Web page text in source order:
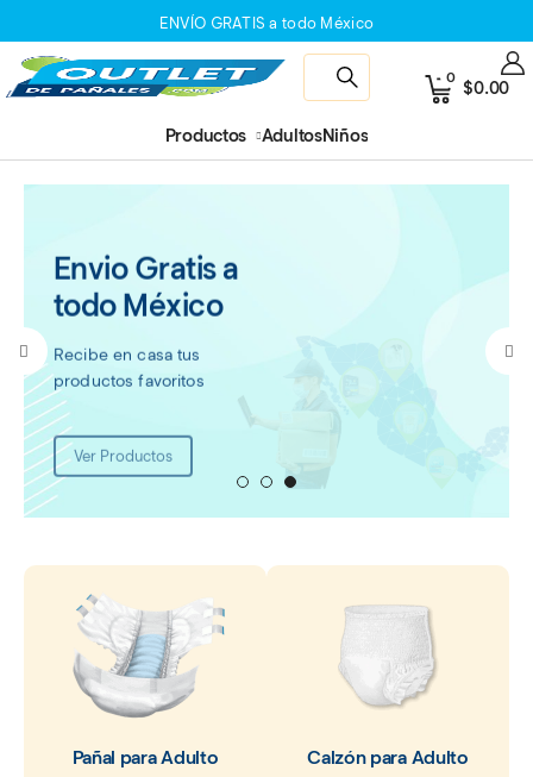
ENVÍO GRATIS a todo México
$0.00
0
Productos AdultosNiños
Envio Gratis a
todo México
Recibe en casa tus
productos favoritos
Ver Productos
1 2 3
Pañal para Adulto Calzón para Adulto